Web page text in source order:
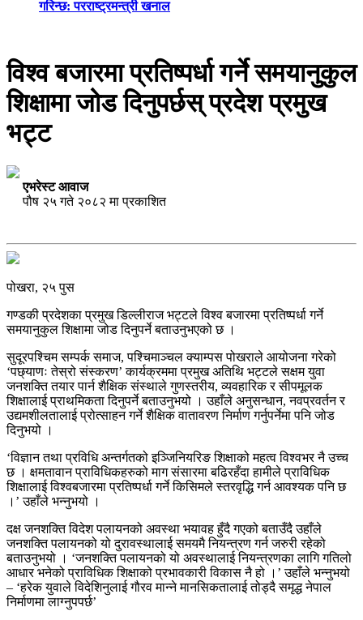
गरिन्छ: परराष्ट्रमन्त्री खनाल
विश्व बजारमा प्रतिष्पर्धा गर्ने समयानुकुल
शिक्षामा जोड दिनुपर्छस् प्रदेश प्रमुख
भट्ट
एभरेस्ट आवाज
पौष २५ गते २०८२ मा प्रकाशित
पोखरा, २५ पुस
गण्डकी प्रदेशका प्रमुख डिल्लीराज भट्टले विश्व बजारमा प्रतिष्पर्धा गर्ने
समयानुकुल शिक्षामा जोड दिनुपर्ने बताउनुभएको छ ।
सुदूरपश्चिम सम्पर्क समाज, पश्चिमाञ्चल क्याम्पस पोखराले आयोजना गरेको
‘पछ्याणः तेस्रो संस्करण’ कार्यक्रममा प्रमुख अतिथि भट्टले सक्षम युवा
जनशक्ति तयार पार्न शैक्षिक संस्थाले गुणस्तरीय, व्यवहारिक र सीपमूलक
शिक्षालाई प्राथमिकता दिनुपर्ने बताउनुभयो । उहाँले अनुसन्धान, नवप्रवर्तन र
उद्यमशीलतालाई प्रोत्साहन गर्ने शैक्षिक वातावरण निर्माण गर्नुपर्नेमा पनि जोड
दिनुभयो ।
‘विज्ञान तथा प्रविधि अन्तर्गतको इञ्जिनियरिङ शिक्षाको महत्व विश्वभर नै उच्च
छ । क्षमतावान प्राविधिकहरुको माग संसारमा बढिरहँदा हामीले प्राविधिक
शिक्षालाई विश्वबजारमा प्रतिष्पर्धा गर्ने किसिमले स्तरवृद्धि गर्न आवश्यक पनि छ
।’ उहाँले भन्नुभयो ।
दक्ष जनशक्ति विदेश पलायनको अवस्था भयावह हुँदै गएको बताउँदै उहाँले
जनशक्ति पलायनको यो दुरावस्थालाई समयमै नियन्त्रण गर्न जरुरी रहेको
बताउनुभयो । ‘जनशक्ति पलायनको यो अवस्थालाई नियन्त्रणका लागि गतिलो
आधार भनेको प्राविधिक शिक्षाको प्रभावकारी विकास नै हो ।’ उहाँले भन्नुभयो
– ‘हरेक युवाले विदेशिनुलाई गौरव मान्ने मानसिकतालाई तोड्दै समृद्ध नेपाल
निर्माणमा लाग्नुपपर्छ’